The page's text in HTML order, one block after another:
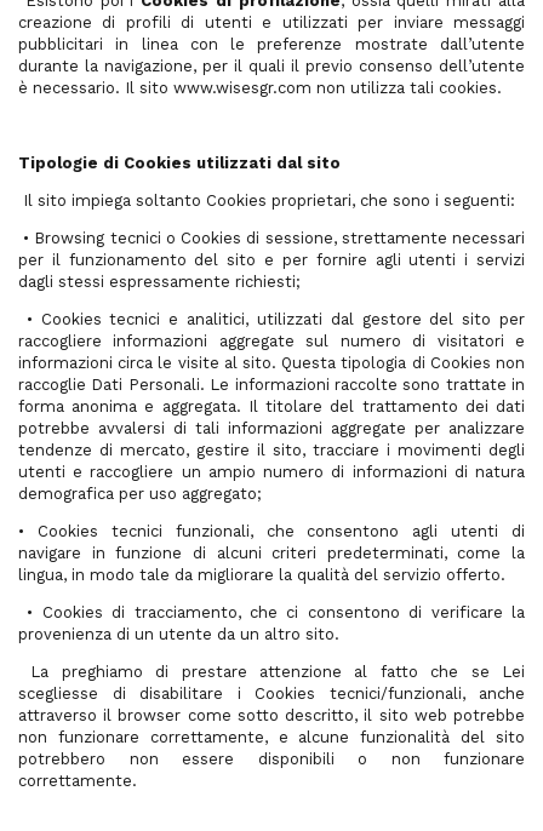
creazione di profili di utenti e utilizzati per inviare messaggi
pubblicitari in linea con le preferenze mostrate dall’utente
durante la navigazione, per il quali il previo consenso dell’utente
è necessario. Il sito www.wisesgr.com non utilizza tali cookies.
Tipologie di Cookies utilizzati dal sito
Il sito impiega soltanto Cookies proprietari, che sono i seguenti:
• Browsing tecnici o Cookies di sessione, strettamente necessari
per il funzionamento del sito e per fornire agli utenti i servizi
dagli stessi espressamente richiesti;
• Cookies tecnici e analitici, utilizzati dal gestore del sito per
raccogliere informazioni aggregate sul numero di visitatori e
informazioni circa le visite al sito. Questa tipologia di Cookies non
raccoglie Dati Personali. Le informazioni raccolte sono trattate in
forma anonima e aggregata. Il titolare del trattamento dei dati
potrebbe avvalersi di tali informazioni aggregate per analizzare
tendenze di mercato, gestire il sito, tracciare i movimenti degli
utenti e raccogliere un ampio numero di informazioni di natura
demografica per uso aggregato;
• Cookies tecnici funzionali, che consentono agli utenti di
navigare in funzione di alcuni criteri predeterminati, come la
lingua, in modo tale da migliorare la qualità del servizio offerto.
• Cookies di tracciamento, che ci consentono di verificare la
provenienza di un utente da un altro sito.
La preghiamo di prestare attenzione al fatto che se Lei
scegliesse di disabilitare i Cookies tecnici/funzionali, anche
attraverso il browser come sotto descritto, il sito web potrebbe
non funzionare correttamente, e alcune funzionalità del sito
potrebbero non essere disponibili o non funzionare
correttamente.